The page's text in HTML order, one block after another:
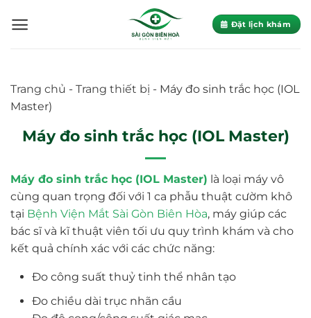
Đặt lịch khám
Trang chủ - Trang thiết bị - Máy đo sinh trắc học (IOL
Master)
Máy đo sinh trắc học (IOL Master)
Máy đo sinh trắc học (IOL Master) là loại máy vô
cùng quan trọng đối với 1 ca phẫu thuật cườm khô
tại Bệnh Viện Mắt Sài Gòn Biên Hòa, máy giúp các
bác sĩ và kĩ thuật viên tối ưu quy trình khám và cho
kết quả chính xác với các chức năng:
Đo công suất thuỷ tinh thể nhân tạo
Đo chiều dài trục nhãn cầu